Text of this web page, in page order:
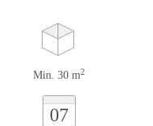
Min. 30 m2
07